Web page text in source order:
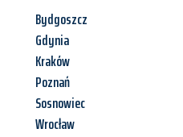
Bydgoszcz
Gdynia
Kraków
Poznań
Sosnowiec
Wrocław